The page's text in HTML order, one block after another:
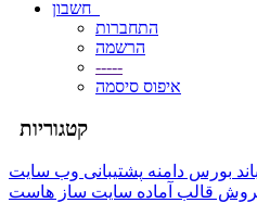
התחברות
הרשמה
-----
איפוס סיסמה
קטגוריות
بورس دامنه پشتیبانی وب سایت
قالب آماده سایت ساز